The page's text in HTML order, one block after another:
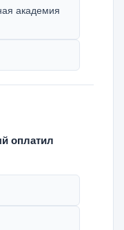
академия
оплатил